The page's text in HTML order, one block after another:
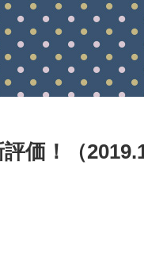
価！（